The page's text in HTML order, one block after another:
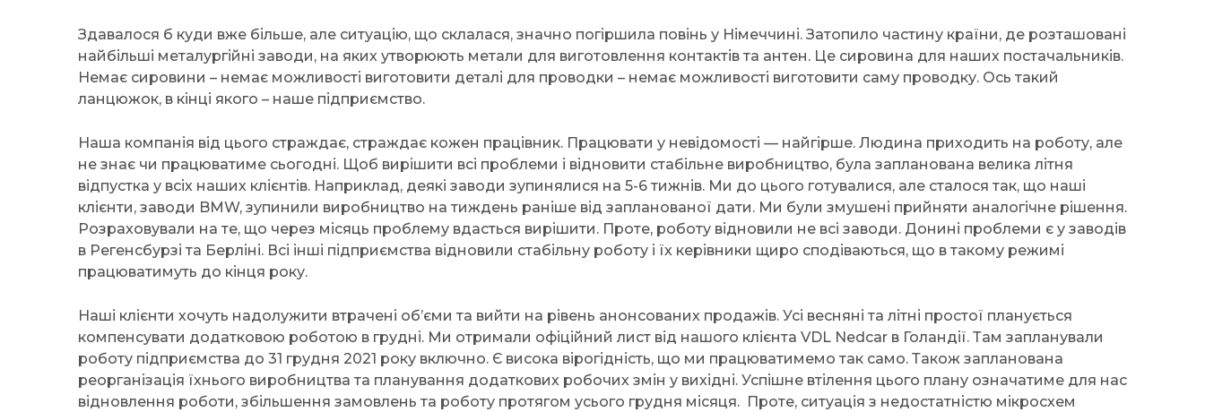
Здавалося б куди вже більше, але ситуацію, що склалася, значно погіршила повінь у Німеччині. Затопило частину країни, де розташовані
найбільші металургійні заводи, на яких утворюють метали для виготовлення контактів та антен. Це сировина для наших постачальників.
Немає сировини – немає можливості виготовити деталі для проводки – немає можливості виготовити саму проводку. Ось такий
ланцюжок, в кінці якого – наше підприємство.
Наша компанія від цього страждає, страждає кожен працівник. Працювати у невідомості — найгірше. Людина приходить на роботу, але
не знає чи працюватиме сьогодні. Щоб вирішити всі проблеми і відновити стабільне виробництво, була запланована велика літня
відпустка у всіх наших клієнтів. Наприклад, деякі заводи зупинялися на 5-6 тижнів. Ми до цього готувалися, але сталося так, що наші
клієнти, заводи BMW, зупинили виробництво на тиждень раніше від запланованої дати. Ми були змушені прийняти аналогічне рішення.
Розраховували на те, що через місяць проблему вдасться вирішити. Проте, роботу відновили не всі заводи. Донині проблеми є у заводів
в Регенсбурзі та Берліні. Всі інші підприємства відновили стабільну роботу і їх керівники щиро сподіваються, що в такому режимі
працюватимуть до кінця року.
Наші клієнти хочуть надолужити втрачені об’єми та вийти на рівень анонсованих продажів. Усі весняні та літні простої планується
компенсувати додатковою роботою в грудні. Ми отримали офіційний лист від нашого клієнта VDL Nedcar в Голандії. Там запланували
роботу підприємства до 31 грудня 2021 року включно. Є висока вірогідність, що ми працюватимемо так само. Також запланована
реорганізація їхнього виробництва та планування додаткових робочих змін у вихідні. Успішне втілення цього плану означатиме для нас
відновлення роботи, збільшення замовлень та роботу протягом усього грудня місяця. Проте, ситуація з недостатністю мікросхем